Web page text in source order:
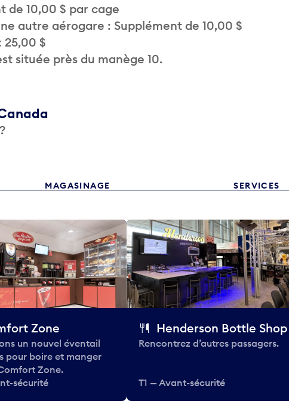
de 10,00 $ par cage
autre aérogare : Supplément de 10,00 $
$
située près du manège 10.
MAGASINAGE SERVICES
Zone
un nouvel éventail
pour boire et manger
Zone.
sécurité
Henderson Bottle Shop
Rencontrez d’autres passagers.
T1 — Avant-sécurité